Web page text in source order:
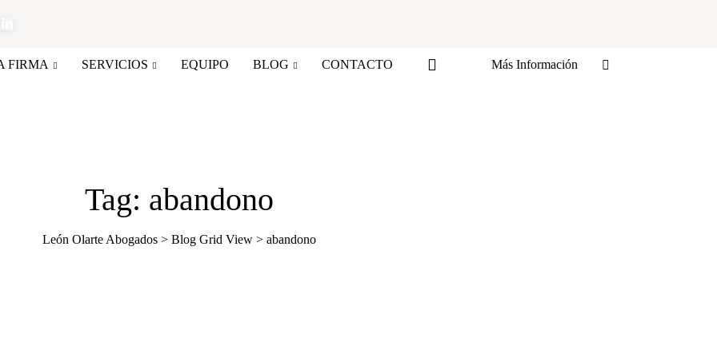
FIRMA SERVICIOS EQUIPO BLOG CONTACTO Más Información
Tag: abandono
León Olarte Abogados > Blog Grid View > abandono